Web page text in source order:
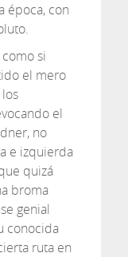
época, con
si
el mero
el
no
e izquierda
quizá
broma
genial
conocida
ruta en